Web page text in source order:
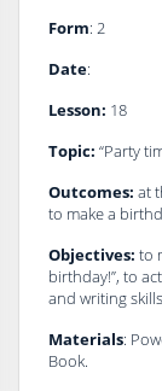
Form: 2
Date:
Lesson: 18
Topic: “Party
Outcomes: at
to make a
Objectives: to
birthday!”, to
and writing
Materials:
Book.